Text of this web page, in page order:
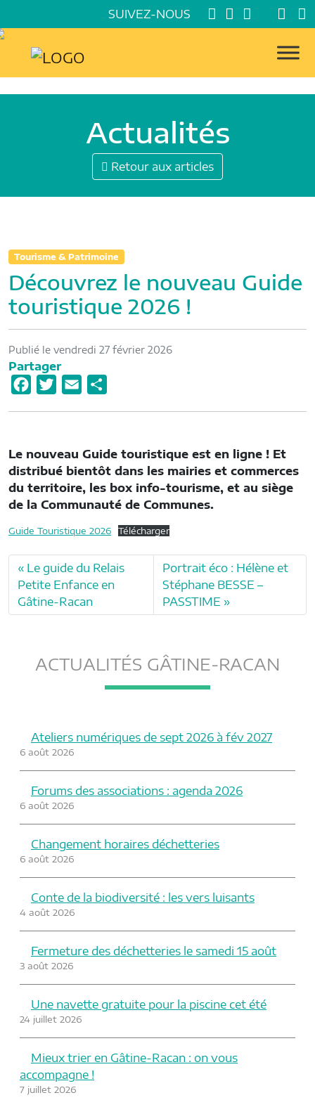
SUIVEZ-NOUS
Actualités
Retour aux articles
Tourisme & Patrimoine
Découvrez le nouveau Guide
touristique 2026 !
Publié le vendredi 27 février 2026
Partager
b
o
o
t
e
r
a
g
e
Le nouveau Guide touristique est en ligne ! Et
distribué bientôt dans les mairies et commerces
du territoire, les box info-tourisme, et au siège
de la Communauté de Communes.
Guide Touristique 2026 Télécharger
Le guide du Relais
Petite Enfance en
Gâtine-Racan
Portrait éco : Hélène et
Stéphane BESSE –
PASSTIME
ACTUALITÉS GÂTINE-RACAN
Ateliers numériques de sept 2026 à fév 2027
6 août 2026
Forums des associations : agenda 2026
6 août 2026
Changement horaires déchetteries
6 août 2026
Conte de la biodiversité : les vers luisants
4 août 2026
Fermeture des déchetteries le samedi 15 août
3 août 2026
Une navette gratuite pour la piscine cet été
24 juillet 2026
Mieux trier en Gâtine-Racan : on vous
accompagne !
7 juillet 2026